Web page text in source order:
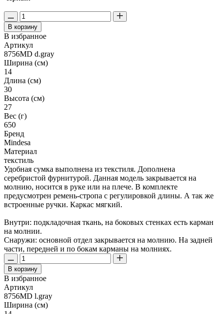
В корзину
В избранное
Артикул
8756MD d.gray
Ширина (см)
14
Длина (см)
30
Высота (см)
27
Вес (г)
650
Бренд
Mindesa
Материал
текстиль
Удобная сумка выполнена из текстиля. Дополнена
серебристой фурнитурой. Данная модель закрывается на
молнию, носится в руке или на плече. В комплекте
предусмотрен ремень-стропа с регулировкой длины. А так же
встроенные ручки. Каркас мягкий.
Внутри: подкладочная ткань, на боковых стенках есть карман
на молнии.
Снаружи: основной отдел закрывается на молнию. На задней
части, передней и по бокам карманы на молниях.
В корзину
В избранное
Артикул
8756MD l.gray
Ширина (см)